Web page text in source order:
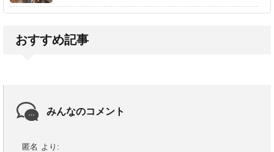
おすすめ記事
みんなのコメント
匿名 より: